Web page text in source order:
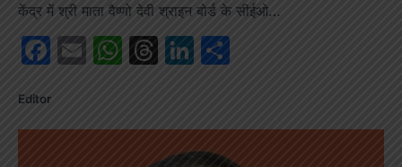
केंद्र में श्री माता वैष्णो देवी श्राइन बोर्ड के सीईओ…
Facebook
EmailWhatsApp
Threads
LinkedIn
Editor